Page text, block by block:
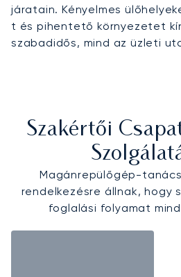
járatain. Kényelmes
t és pihentető környezetet
szabadidős, mind az üzleti
Szakértői
Magánrepülőgép-
rendelkezésre állnak, hogy
foglalási folyamat